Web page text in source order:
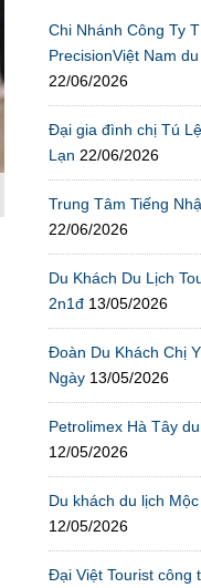
Chi Nhánh Công Ty
PrecisionViệt Nam
22/06/2026
Đại gia đình chị Tú
Lạn 22/06/2026
Trung Tâm Tiếng
22/06/2026
Du Khách Du Lịch
2n1đ 13/05/2026
Đoàn Du Khách Chị
Ngày 13/05/2026
Petrolimex Hà Tây
12/05/2026
Du khách du lịch
12/05/2026
Đại Việt Tourist công